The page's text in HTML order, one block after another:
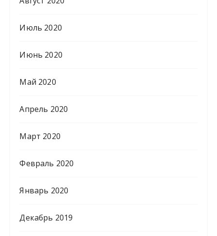
Июль 2020
Июнь 2020
Май 2020
Апрель 2020
Март 2020
Февраль 2020
Январь 2020
Декабрь 2019